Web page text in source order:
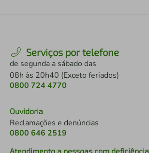
Serviços por telefone
de segunda a sábado das
08h às 20h40 (Exceto feriados)
0800 724 4770
Ouvidoria
Reclamações e denúncias
0800 646 2519
Atendimento a pessoas com deficiência